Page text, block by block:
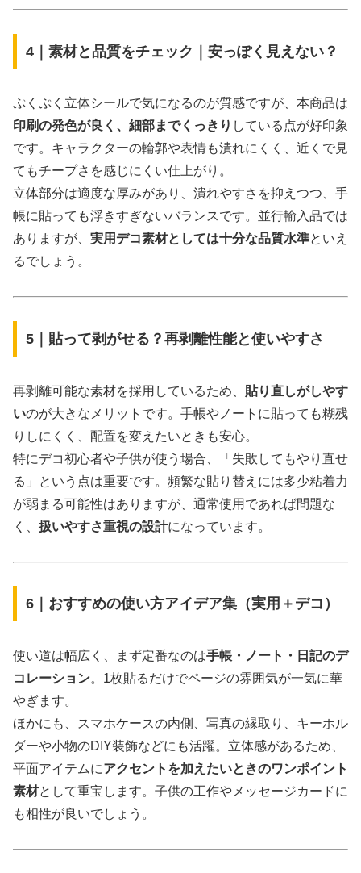
4｜素材と品質をチェック｜安っぽく見えない？
ぷくぷく立体シールで気になるのが質感ですが、本商品は
印刷の発色が良く、細部までくっきり している点が好印象
です。キャラクターの輪郭や表情も潰れにくく、近くで見
てもチープさを感じにくい仕上がり。
立体部分は適度な厚みがあり、潰れやすさを抑えつつ、手
帳に貼っても浮きすぎないバランスです。並行輸入品では
ありますが、 実用デコ素材としては十分な品質水準といえ
るでしょう。
5｜貼って剥がせる？再剥離性能と使いやすさ
再剥離可能な素材を採用しているため、 貼り直しがしやす
いのが大きなメリットです。手帳やノートに貼っても糊残
りしにくく、配置を変えたいときも安心。
特にデコ初心者や子供が使う場合、「失敗してもやり直せ
る」という点は重要です。頻繁な貼り替えには多少粘着力
が弱まる可能性はありますが、通常使用であれば問題な
く、 扱いやすさ重視の設計になっています。
6｜おすすめの使い方アイデア集（実用＋デコ）
使い道は幅広く、まず定番なのは手帳・ノート・日記のデ
コレーション。1枚貼るだけでページの雰囲気が一気に華
やぎます。
ほかにも、スマホケースの内側、写真の縁取り、キーホル
ダーや小物のDIY装飾などにも活躍。立体感があるため、
平面アイテムにアクセントを加えたいときのワンポイント
素材として重宝します。子供の工作やメッセージカードに
も相性が良いでしょう。